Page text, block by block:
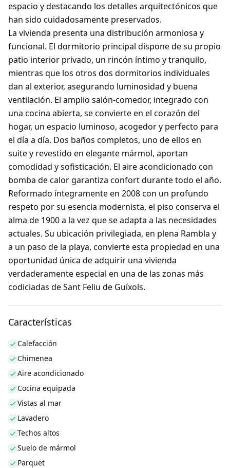
espacio y destacando los detalles arquitectónicos que
han sido cuidadosamente preservados.
La vivienda presenta una distribución armoniosa y
funcional. El dormitorio principal dispone de su propio
patio interior privado, un rincón íntimo y tranquilo,
mientras que los otros dos dormitorios individuales
dan al exterior, asegurando luminosidad y buena
ventilación. El amplio salón-comedor, integrado con
una cocina abierta, se convierte en el corazón del
hogar, un espacio luminoso, acogedor y perfecto para
el día a día. Dos baños completos, uno de ellos en
suite y revestido en elegante mármol, aportan
comodidad y sofisticación. El aire acondicionado con
bomba de calor garantiza confort durante todo el año.
Reformado íntegramente en 2008 con un profundo
respeto por su esencia modernista, el piso conserva el
alma de 1900 a la vez que se adapta a las necesidades
actuales. Su ubicación privilegiada, en plena Rambla y
a un paso de la playa, convierte esta propiedad en una
oportunidad única de adquirir una vivienda
verdaderamente especial en una de las zonas más
codiciadas de Sant Feliu de Guíxols.
Características
Calefacción
Chimenea
Aire acondicionado
Cocina equipada
Vistas al mar
Lavadero
Techos altos
Suelo de mármol
Parquet